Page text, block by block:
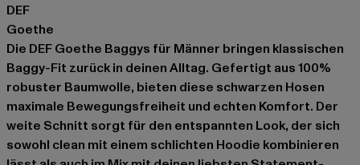
DEF
Goethe
Die DEF Goethe Baggys für Männer bringen klassischen
Baggy-Fit zurück in deinen Alltag. Gefertigt aus 100%
robuster Baumwolle, bieten diese schwarzen Hosen
maximale Bewegungsfreiheit und echten Komfort. Der
weite Schnitt sorgt für den entspannten Look, der sich
sowohl clean mit einem schlichten Hoodie kombinieren